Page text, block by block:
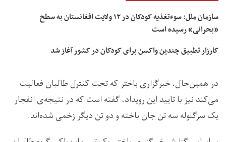
سازمان ملل: سوءتغذیه کودکان در ۱۲ ولایت‌ افغانستان به سطح
«بحرانی» رسیده است
کارزار تطبیق چندین واکسن برای کودکان در کشور آغاز شد
در همین‌حال، خبرگزاری باختر که تحت کنترل طالبان فعالیت
می‌کند نیز با تایید این رویداد، گفته است که در نتیجه‌ی انفجار
یک سرگلوله سه تن جان باخته و دو تن دیگر زخمی شده‌اند.